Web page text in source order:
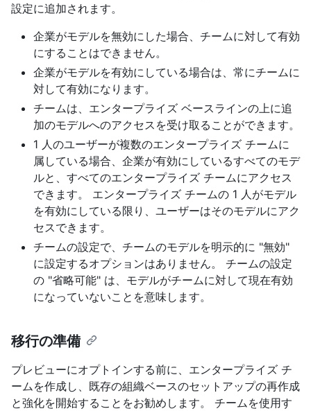
設定に追加されます。
企業がモデルを無効にした場合、チームに対して有効
にすることはできません。
企業がモデルを有効にしている場合は、常にチームに
対して有効になります。
チームは、エンタープライズ ベースラインの上に追
加のモデルへのアクセスを受け取ることができます。
1 人のユーザーが複数のエンタープライズ チームに
属している場合、企業が有効にしているすべてのモデ
ルと、すべてのエンタープライズ チームにアクセス
できます。 エンタープライズ チームの 1 人がモデル
を有効にしている限り、ユーザーはそのモデルにアク
セスできます。
チームの設定で、チームのモデルを明示的に "無効"
に設定するオプションはありません。 チームの設定
の "省略可能" は、モデルがチームに対して現在有効
になっていないことを意味します。
移行の準備
プレビューにオプトインする前に、エンタープライズ チ
ームを作成し、既存の組織ベースのセットアップの再作成
と強化を開始することをお勧めします。 チームを使用す